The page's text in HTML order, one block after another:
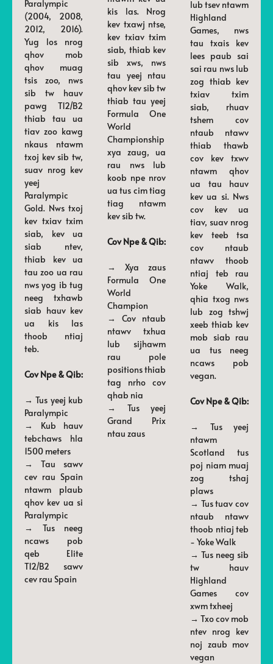
Paralympic
(2004, 2008,
2012, 2016).
Yug los nrog
qhov mob
qhov muag
tsis zoo, nws
sib tw hauv
pawg T12/B2
thiab tau ua
tiav zoo kawg
nkaus ntawm
txoj kev sib tw,
suav nrog kev
yeej
Paralympic
Gold. Nws txoj
kev txiav txim
siab, kev ua
siab ntev,
thiab kev ua
tau zoo ua rau
nws yog ib tug
neeg txhawb
siab hauv kev
ua kis las
thoob ntiaj
teb.
Cov Npe & Qib:
→ Tus yeej kub
Paralympic
→ Kub hauv
tebchaws hla
1500 meters
→ Tau sawv
cev rau Spain
ntawm plaub
qhov kev ua si
Paralympic
→ Tus neeg
ncaws pob
qeb Elite
T12/B2 sawv
cev rau Spain
kis las. Nrog
kev txawj ntse,
kev txiav txim
siab, thiab kev
sib xws, nws
tau yeej ntau
qhov kev sib tw
thiab tau yeej
Formula One
World
Championship
xya zaug, ua
rau nws lub
koob npe nrov
ua tus cim tiag
tiag ntawm
kev sib tw.
Cov Npe & Qib:
→ Xya zaus
Formula One
World
Champion
→ Cov ntaub
ntawv txhua
lub sijhawm
rau pole
positions thiab
tag nrho cov
qhab nia
→ Tus yeej
Grand Prix
ntau zaus
lub tsev ntawm
Highland
Games, nws
tau txais kev
lees paub sai
sai rau nws lub
zog thiab kev
txiav txim
siab, rhuav
tshem cov
ntaub ntawv
thiab thawb
cov kev txwv
ntawm qhov
ua tau hauv
kev ua si. Nws
cov kev ua
tiav, suav nrog
kev teeb tsa
cov ntaub
ntawv thoob
ntiaj teb rau
Yoke Walk,
qhia txog nws
lub zog tshwj
xeeb thiab kev
mob siab rau
ua tus neeg
ncaws pob
vegan.
Cov Npe & Qib:
→ Tus yeej
ntawm
Scotland tus
poj niam muaj
zog tshaj
plaws
→ Tus tuav cov
ntaub ntawv
thoob ntiaj teb
- Yoke Walk
→ Tus neeg sib
tw hauv
Highland
Games cov
xwm txheej
→ Txo cov mob
ntev nrog kev
noj zaub mov
vegan